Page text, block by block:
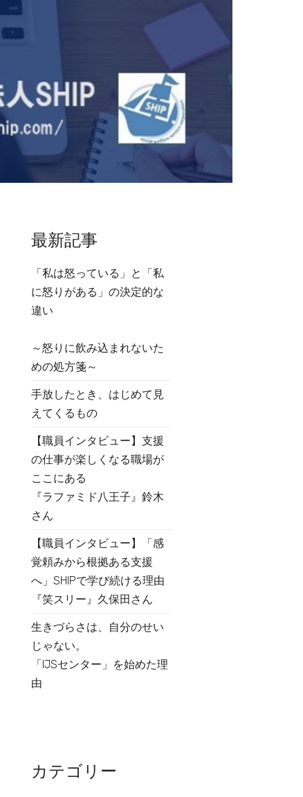
最新記事
「私は怒っている」と「私
に怒りがある」の決定的な
違い
～怒りに飲み込まれないた
めの処方箋～
手放したとき、はじめて見
えてくるもの
【職員インタビュー】支援
の仕事が楽しくなる職場が
ここにある
『ラファミド八王子』鈴木
さん
【職員インタビュー】「感
覚頼みから根拠ある支援
へ」SHIPで学び続ける理由
『笑スリー』久保田さん
生きづらさは、自分のせい
じゃない。
「IJSセンター」を始めた理
由
カテゴリー